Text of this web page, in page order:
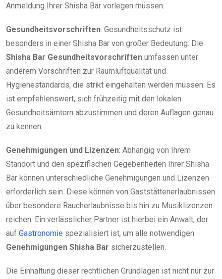
Anmeldung Ihrer Shisha Bar vorlegen müssen.
Gesundheitsvorschriften: Gesundheitsschutz ist
besonders in einer Shisha Bar von großer Bedeutung. Die
Shisha Bar Gesundheitsvorschriften umfassen unter
anderem Vorschriften zur Raumluftqualität und
Hygienestandards, die strikt eingehalten werden müssen. Es
ist empfehlenswert, sich frühzeitig mit den lokalen
Gesundheitsämtern abzustimmen und deren Auflagen genau
zu kennen.
Genehmigungen und Lizenzen: Abhängig von Ihrem
Standort und den spezifischen Gegebenheiten Ihrer Shisha
Bar können unterschiedliche Genehmigungen und Lizenzen
erforderlich sein. Diese können von Gaststättenerlaubnissen
über besondere Raucherlaubnisse bis hin zu Musiklizenzen
reichen. Ein verlässlicher Partner ist hierbei ein Anwalt, der
auf Gastronomie spezialisiert ist, um alle notwendigen
Genehmigungen Shisha Bar sicherzustellen.
Die Einhaltung dieser rechtlichen Grundlagen ist nicht nur zur